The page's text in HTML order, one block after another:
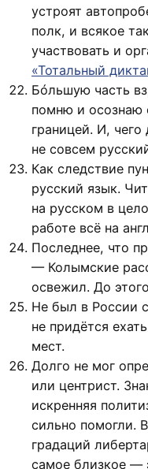
устроят
полк, и всякое
участвовать и
«Тотальный
Бóльшую часть
помню и осознаю
границей. И,
не совсем
Как следствие
русский язык.
на русском в
работе всё на
Последнее, что
— Колымские
освежил. До
Не был в России
не придётся
мест.
Долго не мог
или центрист.
искренняя
сильно помогли.
градаций
самое близкое —